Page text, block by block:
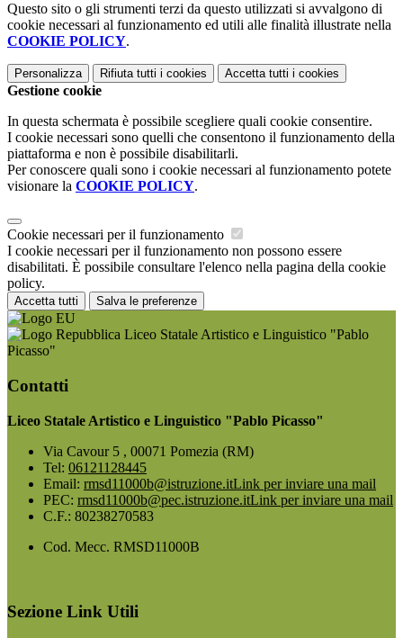
Questo sito o gli strumenti terzi da questo utilizzati si avvalgono di
cookie necessari al funzionamento ed utili alle finalità illustrate nella
COOKIE POLICY.
Personalizza Rifiuta tutti i cookies Accetta tutti i cookies
Gestione cookie
In questa schermata è possibile scegliere quali cookie consentire.
I cookie necessari sono quelli che consentono il funzionamento della
piattaforma e non è possibile disabilitarli.
Per conoscere quali sono i cookie necessari al funzionamento potete
visionare la COOKIE POLICY.
Cookie necessari per il funzionamento
I cookie necessari per il funzionamento non possono essere
disabilitati. È possibile consultare l'elenco nella pagina della cookie
policy.
Accetta tutti Salva le preferenze
Liceo Statale Artistico e Linguistico "Pablo
Picasso"
Contatti
Liceo Statale Artistico e Linguistico "Pablo Picasso"
Via Cavour 5 , 00071 Pomezia (RM)
Tel: 06121128445
Email: rmsd11000b@istruzione.itLink per inviare una mail
PEC: rmsd11000b@pec.istruzione.itLink per inviare una mail
C.F.: 80238270583
Cod. Mecc. RMSD11000B
Sezione Link Utili